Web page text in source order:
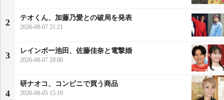
2
テオくん、加藤乃愛との破局を発表
2026-08-07 21:21
3
レインボー池田、佐藤佳奈と電撃婚
2026-08-07 20:00
4
研ナオコ、コンビニで買う商品
2026-08-05 15:10